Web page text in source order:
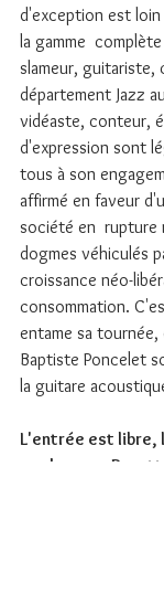
d'exception est loin
la gamme
slameur, guitariste,
département Jazz
vidéaste, conteur,
d'expression sont
tous à son
affirmé en faveur
société en  rupture
dogmes véhiculés
croissance néo-
consommation.
entame sa tournée,
Baptiste Poncelet
la guitare
L'entrée est
au chapeau.